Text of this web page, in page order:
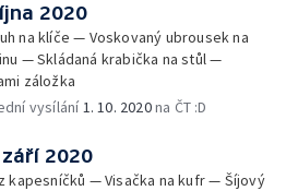
2020
na klíče — Voskovaný ubrousek na
— Skládaná krabička na stůl —
záložka
vysílání1. 10. 2020na ČT :D
2020
kapesníčků — Visačka na kufr — Šíjový